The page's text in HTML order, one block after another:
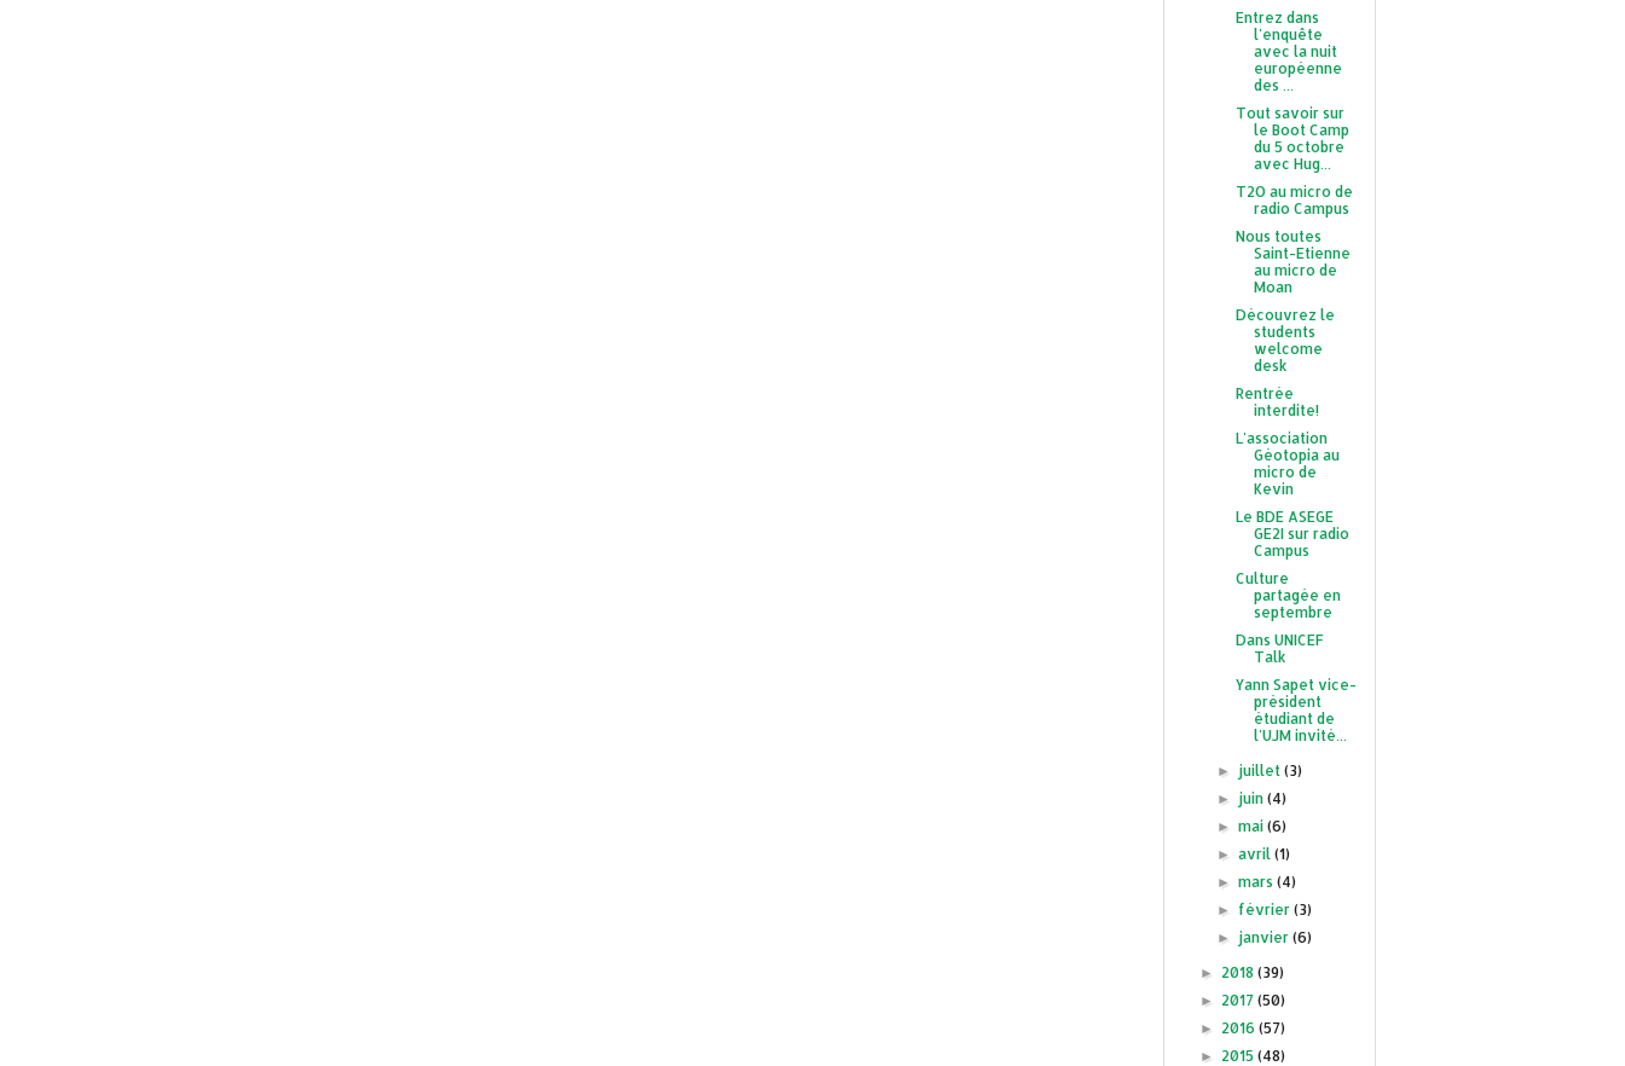
Entrez dans
l'enquête
avec la nuit
européenne
des ...
Tout savoir sur
le Boot Camp
du 5 octobre
avec Hug...
T2O au micro de
radio Campus
Nous toutes
Saint-Etienne
au micro de
Moan
Découvrez le
students
welcome
desk
Rentrée
interdite!
L'association
Géotopia au
micro de
Kevin
Le BDE ASEGE
GE2I sur radio
Campus
Culture
partagée en
septembre
Dans UNICEF
Talk
Yann Sapet vice-
président
étudiant de
l'UJM invité...
► juillet(3)
► juin(4)
►mai(6)
►avril(1)
►mars(4)
► février(3)
► janvier(6)
► 2018 (39)
► 2017 (50)
► 2016 (57)
► 2015 (48)